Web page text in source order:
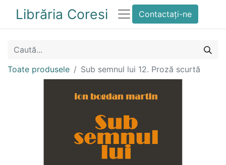
Librăria Coresi Contactați-ne
Toate produsele Sub semnul lui 12. Proză scurtă